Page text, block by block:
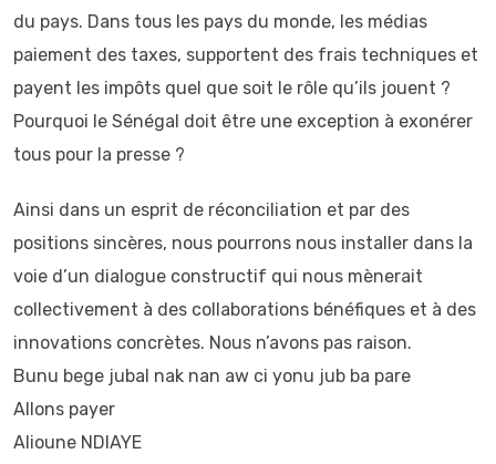
du pays. Dans tous les pays du monde, les médias
paiement des taxes, supportent des frais techniques et
payent les impôts quel que soit le rôle qu’ils jouent ?
Pourquoi le Sénégal doit être une exception à exonérer
tous pour la presse ?
Ainsi dans un esprit de réconciliation et par des
positions sincères, nous pourrons nous installer dans la
voie d’un dialogue constructif qui nous mènerait
collectivement à des collaborations bénéfiques et à des
innovations concrètes. Nous n’avons pas raison.
Bunu bege jubal nak nan aw ci yonu jub ba pare
Allons payer
Alioune NDIAYE